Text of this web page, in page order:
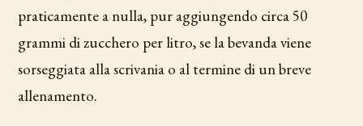
praticamente a nulla, pur aggiungendo circa 50
grammi di zucchero per litro, se la bevanda viene
sorseggiata alla scrivania o al termine di un breve
allenamento.